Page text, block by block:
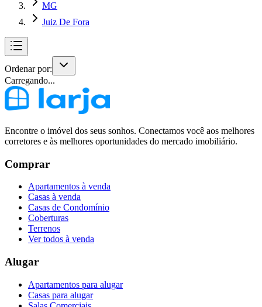
MG
Juiz De Fora
Ordenar por:
Carregando...
Encontre o imóvel dos seus sonhos. Conectamos você aos melhores
corretores e às melhores oportunidades do mercado imobiliário.
Comprar
Apartamentos à venda
Casas à venda
Casas de Condomínio
Coberturas
Terrenos
Ver todos à venda
Alugar
Apartamentos para alugar
Casas para alugar